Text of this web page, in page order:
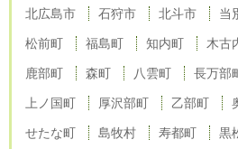
北広島市 石狩市 北斗市 当
松前町 福島町 知内町 木古
鹿部町 森町 八雲町 長万部
上ノ国町 厚沢部町 乙部町
せたな町 島牧村 寿都町 黒